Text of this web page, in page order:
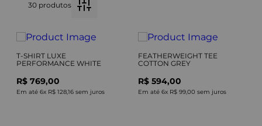
30 produtos
T-SHIRT LUXE
PERFORMANCE WHITE
R$ 769,00
Em até 6x R$ 128,16 sem juros
FEATHERWEIGHT TEE
COTTON GREY
R$ 594,00
Em até 6x R$ 99,00 sem juros